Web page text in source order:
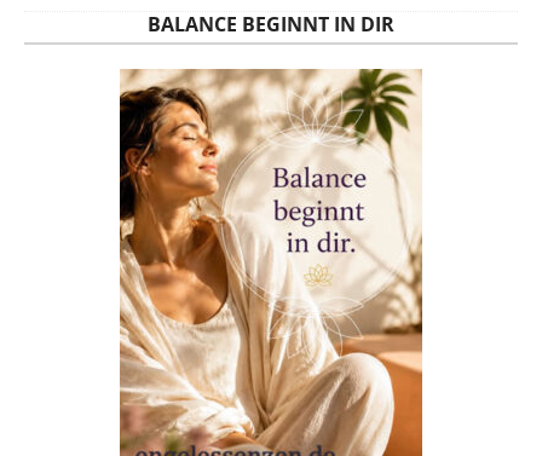
BALANCE BEGINNT IN DIR